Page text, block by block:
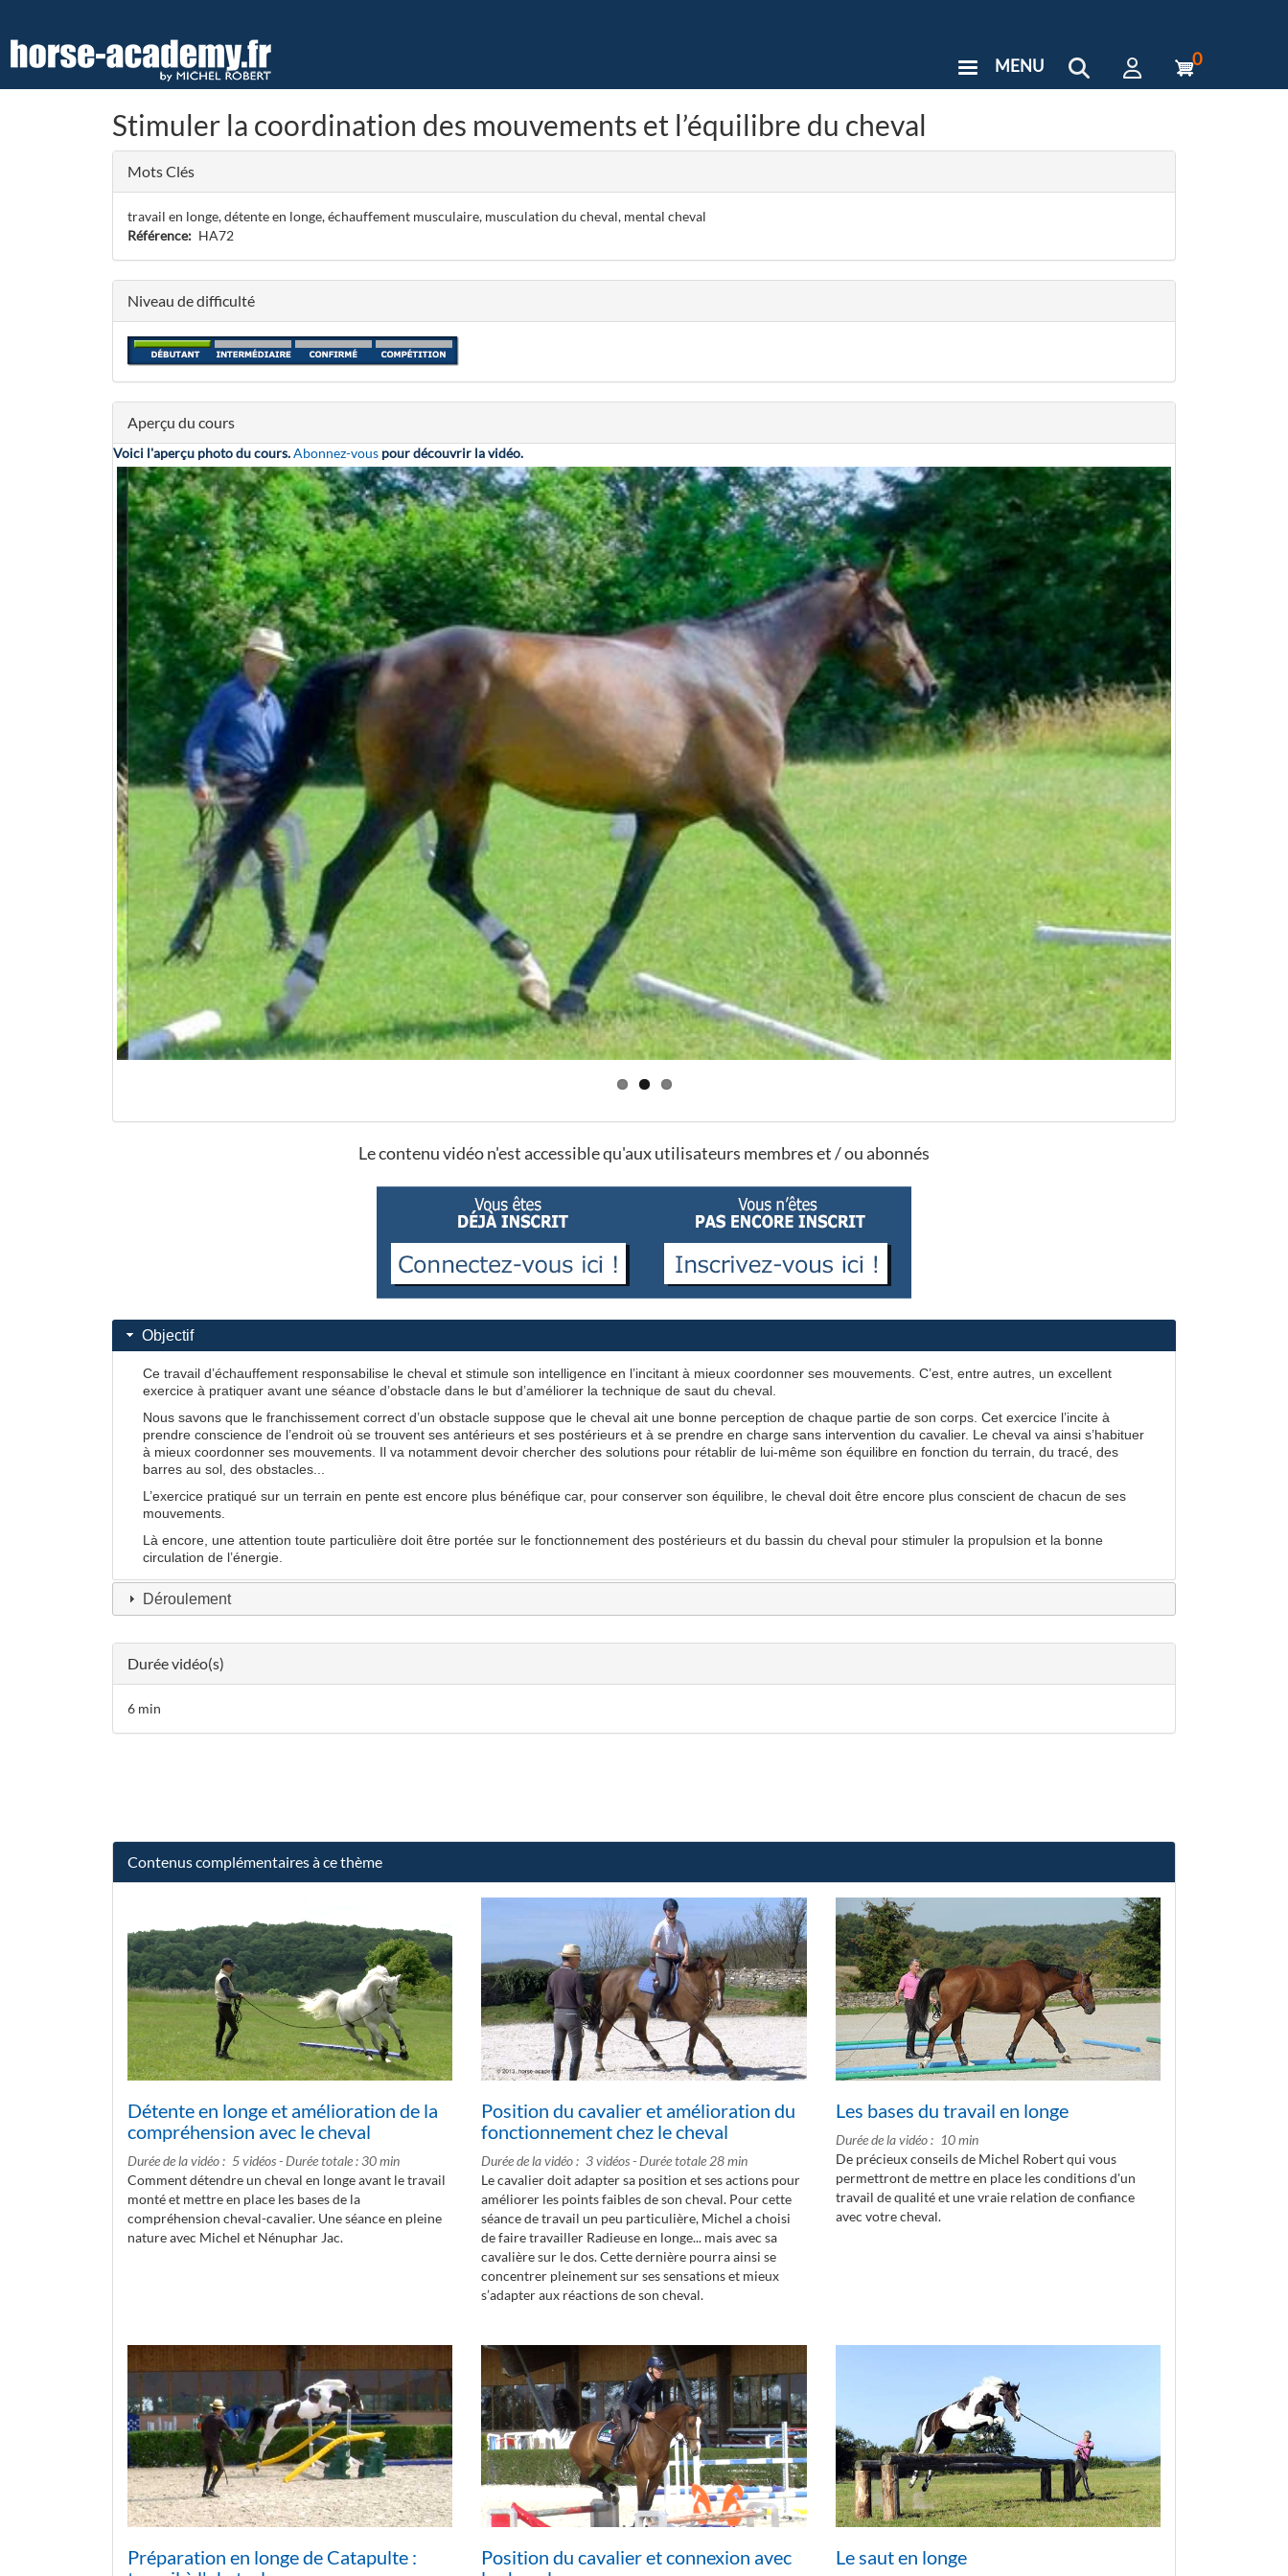
au
contenu
User
MENU 0
Stimuler la coordination des mouvements et l’équilibre du cheval
Mots Clés
travail en longe, détente en longe, échauffement musculaire, musculation du cheval, mental cheval
Référence
HA72
Niveau de difficulté
Aperçu du cours
Voici l'aperçu photo du cours.Abonnez-vous pour découvrir la vidéo.
Le contenu vidéo n'est accessible qu'aux utilisateurs membres et / ou abonnés
Objectif
Ce travail d’échauffement responsabilise le cheval et stimule son intelligence en l’incitant à mieux coordonner ses mouvements. C’est, entre autres, un excellent
exercice à pratiquer avant une séance d’obstacle dans le but d’améliorer la technique de saut du cheval.
Nous savons que le franchissement correct d’un obstacle suppose que le cheval ait une bonne perception de chaque partie de son corps. Cet exercice l’incite à
prendre conscience de l’endroit où se trouvent ses antérieurs et ses postérieurs et à se prendre en charge sans intervention du cavalier. Le cheval va ainsi s’habituer
à mieux coordonner ses mouvements. Il va notamment devoir chercher des solutions pour rétablir de lui-même son équilibre en fonction du terrain, du tracé, des
barres au sol, des obstacles...
L’exercice pratiqué sur un terrain en pente est encore plus bénéfique car, pour conserver son équilibre, le cheval doit être encore plus conscient de chacun de ses
mouvements.
Là encore, une attention toute particulière doit être portée sur le fonctionnement des postérieurs et du bassin du cheval pour stimuler la propulsion et la bonne
circulation de l’énergie.
Déroulement
Durée vidéo(s)
6 min
Contenus complémentaires à ce thème
Détente en longe et amélioration de la
compréhension avec le cheval
Durée de la vidéo
5 vidéos - Durée totale : 30 min
Comment détendre un cheval en longe avant le travail
monté et mettre en place les bases de la
compréhension cheval-cavalier. Une séance en pleine
nature avec Michel et Nénuphar Jac.
Position du cavalier et amélioration du
fonctionnement chez le cheval
Durée de la vidéo 3 vidéos - Durée totale 28 min
Le cavalier doit adapter sa position et ses actions pour
améliorer les points faibles de son cheval. Pour cette
séance de travail un peu particulière, Michel a choisi
de faire travailler Radieuse en longe... mais avec sa
cavalière sur le dos. Cette dernière pourra ainsi se
concentrer pleinement sur ses sensations et mieux
s’adapter aux réactions de son cheval.
Les bases du travail en longe
Durée de la vidéo
10 min
De précieux conseils de Michel Robert qui vous
permettront de mettre en place les conditions d'un
travail de qualité et une vraie relation de confiance
avec votre cheval.
Préparation en longe de Catapulte :
Position du cavalier et connexion avec
Le saut en longe